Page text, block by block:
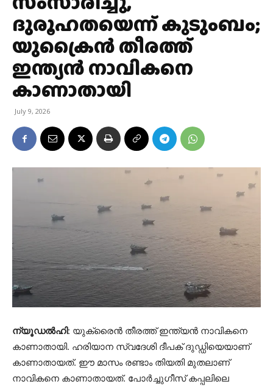
ദുരൂഹതയെന്ന് കുടുംബം;
യുക്രൈൻ തീരത്ത്
ഇന്ത്യൻ നാവികനെ
കാണാതായി
July 9, 2026
ന്യൂഡൽഹി: യുക്രൈൻ തീരത്ത് ഇന്ത്യൻ നാവികനെ
കാണാതായി. ഹരിയാന സ്വദേശി ദീപക് ദുഡ്ഡിയെയാണ്
കാണാതായത്. ഈ മാസം രണ്ടാം തിയതി മുതലാണ്
നാവികനെ കാണാതായത്. പോർച്ചുഗീസ് കപ്പലിലെ